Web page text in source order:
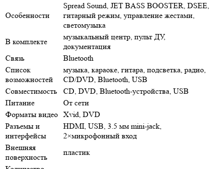
Особенности
Spread Sound, JET BASS BOOSTER, DSEE,
гитарный режим, управление жестами,
светомузыка
В комплекте
музыкальный центр, пульт ДУ,
документация
Связь
Bluetooth
Список
возможностей
музыка, караоке, гитара, подсветка, радио,
CD/DVD, Bluetooth, USB
Совместимость
CD, DVD, Bluetooth-устройства, USB
Питание
От сети
Форматы видео Xvid, DVD
Разъемы и
интерфейсы
HDMI, USB, 3.5 мм mini-jack,
2×микрофонный вход
Внешняя
поверхность
пластик